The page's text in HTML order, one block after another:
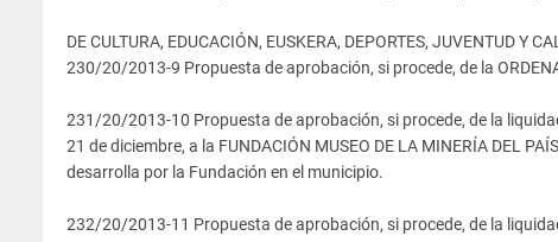
DE CULTURA, EDUCACIÓN, EUSKERA, DEPORTES, JUVENTUD Y
230/20/2013-9 Propuesta de aprobación, si procede, de la
231/20/2013-10 Propuesta de aprobación, si procede, de la
21 de diciembre, a la FUNDACIÓN MUSEO DE LA MINERÍA DEL
desarrolla por la Fundación en el municipio.
232/20/2013-11 Propuesta de aprobación, si procede, de la